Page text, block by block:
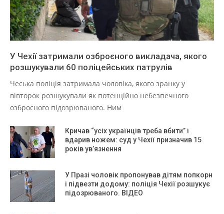
У Чехії затримали озброєного викладача, якого
розшукували 60 поліцейських патрулів
Чеська поліція затримала чоловіка, якого зранку у
вівторок розшукували як потенційно небезпечного
озброєного підозрюваного. Ним
Кричав “усіх українців треба вбити” і
вдарив ножем: суд у Чехії призначив 15
років ув’язнення
У Празі чоловік пропонував дітям попкорн
і підвезти додому: поліція Чехії розшукує
підозрюваного. ВІДЕО